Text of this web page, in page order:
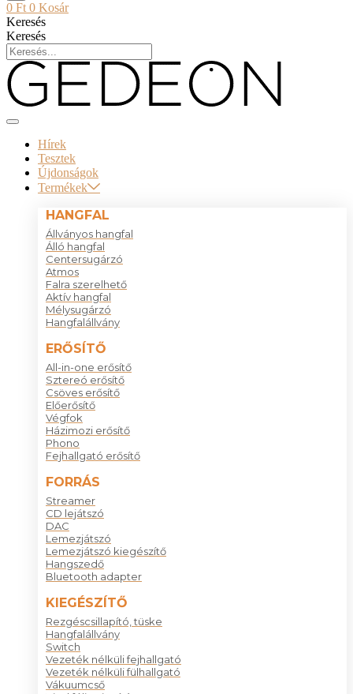
0 Ft 0 Kosár
Keresés
Keresés
Hírek
Tesztek
Újdonságok
Termékek
HANGFAL
Állványos hangfal
Álló hangfal
Centersugárzó
Atmos
Falra szerelhető
Aktív hangfal
Mélysugárzó
Hangfalállvány
ERŐSÍTŐ
All-in-one erősítő
Sztereó erősítő
Csöves erősítő
Előerősítő
Végfok
Házimozi erősítő
Phono
Fejhallgató erősítő
FORRÁS
Streamer
CD lejátszó
DAC
Lemezjátszó
Lemezjátszó kiegészítő
Hangszedő
Bluetooth adapter
KIEGÉSZÍTŐ
Rezgéscsillapító, tüske
Hangfalállvány
Switch
Vezeték nélküli fejhallgató
Vezeték nélküli fülhallgató
Vákuumcső